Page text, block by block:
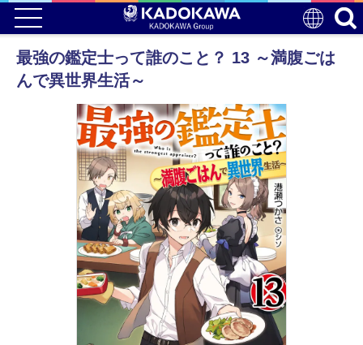
最強の鑑定士って誰のこと？ 13 ～満腹ごは
んで異世界生活～